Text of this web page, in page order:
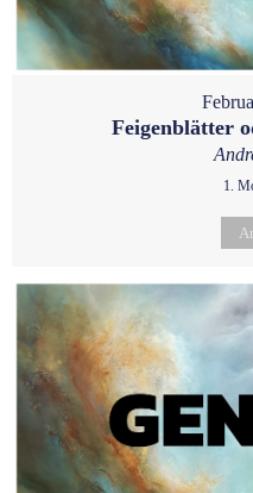
Feigenblätter
1.